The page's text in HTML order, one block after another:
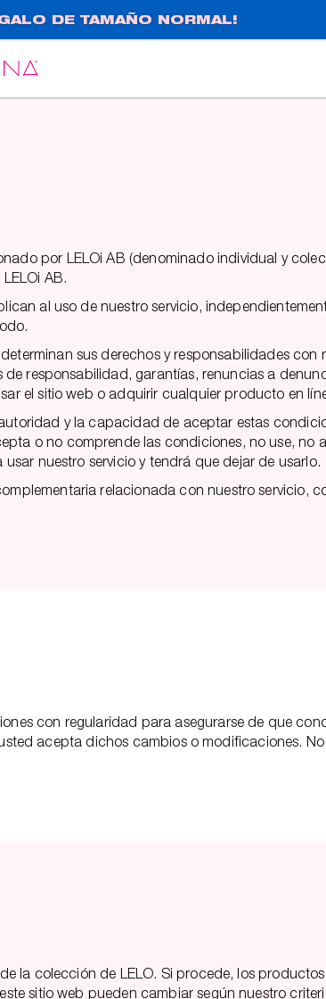
DE TAMAÑO NORMAL!
por LELOi AB (denominado individual y
AB.
al uso de nuestro servicio,
sus derechos y responsabilidades con
responsabilidad, garantías, renuncias a
el sitio web o adquirir cualquier producto en
y la capacidad de aceptar estas
o no comprende las condiciones, no use, no
nuestro servicio y tendrá que dejar de usarlo.
relacionada con nuestro servicio,
con regularidad para asegurarse de que
acepta dichos cambios o modificaciones. No
la colección de LELO. Si procede, los
sitio web pueden cambiar según nuestro